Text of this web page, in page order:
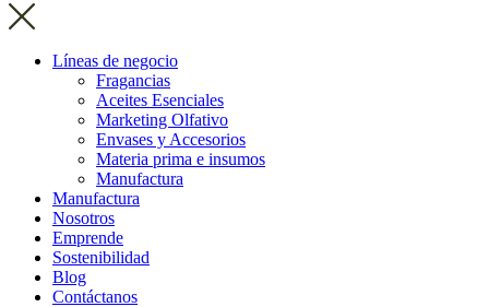
Líneas de negocio
Fragancias
Aceites Esenciales
Marketing Olfativo
Envases y Accesorios
Materia prima e insumos
Manufactura
Manufactura
Nosotros
Emprende
Sostenibilidad
Blog
Contáctanos